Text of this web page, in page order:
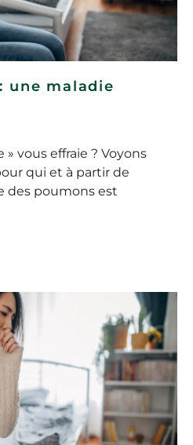
une maladie
vous effraie ? Voyons
qui et à partir de
des poumons est